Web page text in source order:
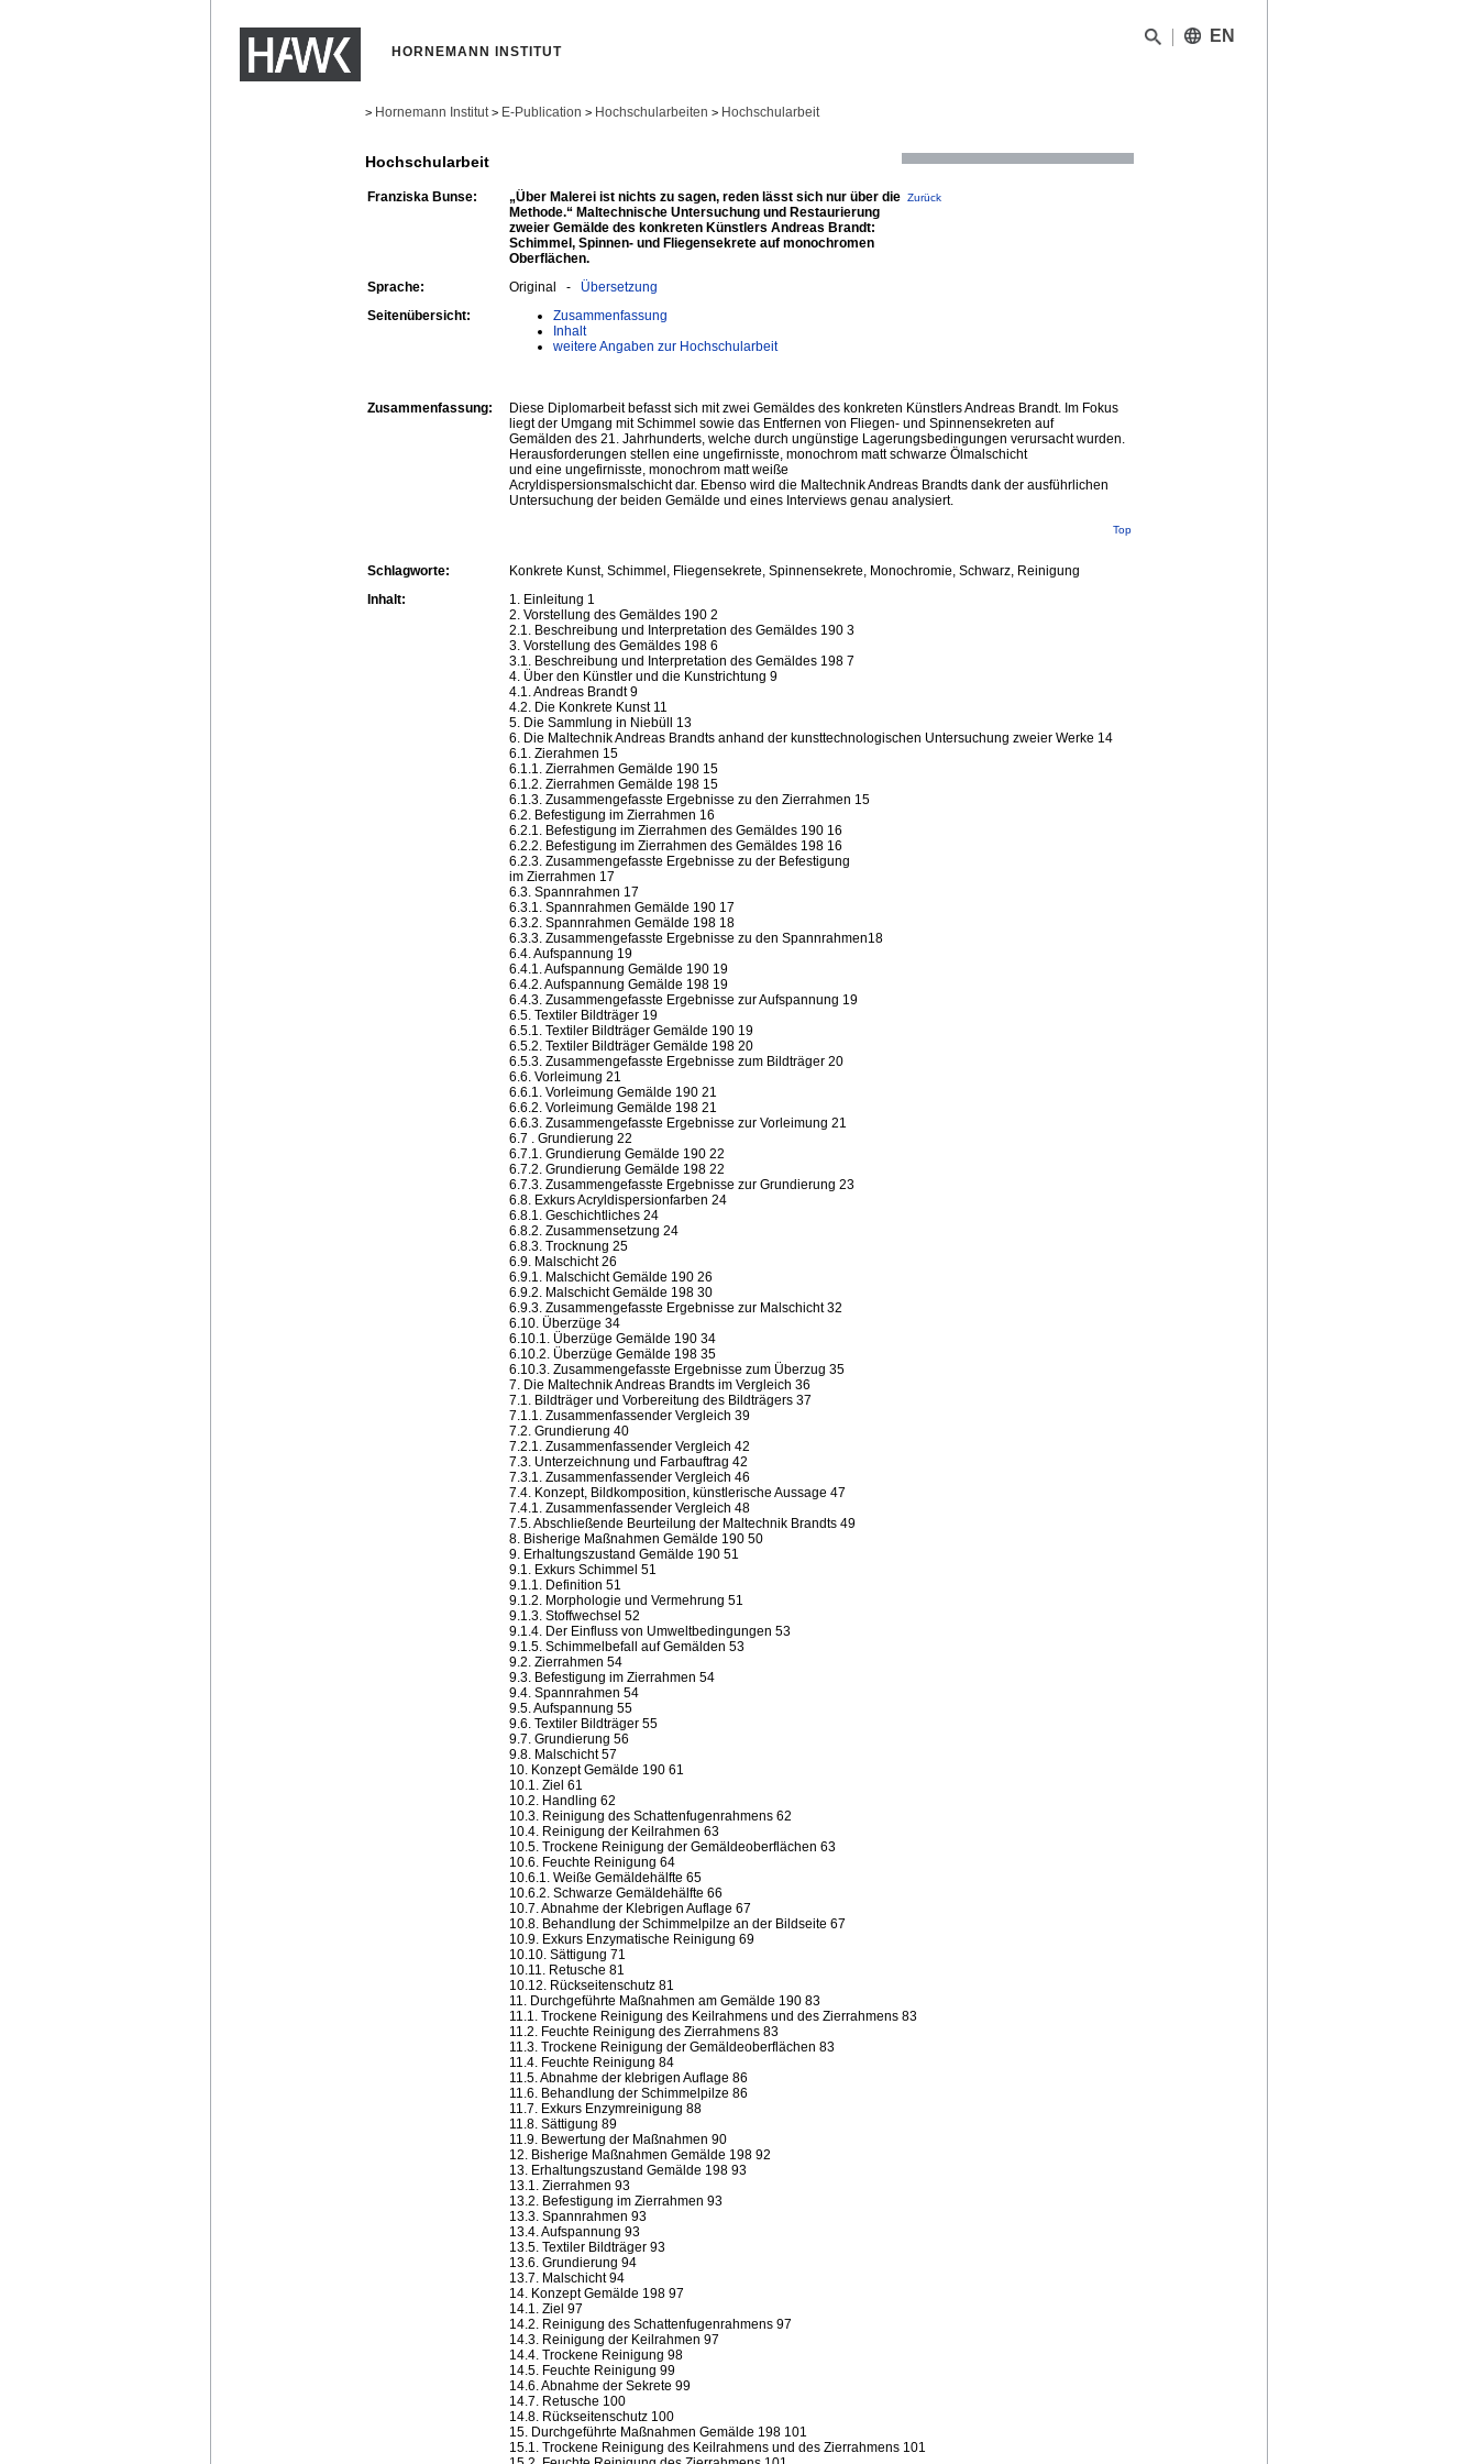
HORNEMANN INSTITUT
EN
> Hornemann Institut > E-Publication > Hochschularbeiten > Hochschularbeit
Hochschularbeit
Franziska Bunse:
„Über Malerei ist nichts zu sagen, reden lässt sich nur über die
Methode.“ Maltechnische Untersuchung und Restaurierung
zweier Gemälde des konkreten Künstlers Andreas Brandt:
Schimmel, Spinnen- und Fliegensekrete auf monochromen
Oberflächen.
Zurück
Sprache: Original - Übersetzung
Seitenübersicht:
Zusammenfassung
Inhalt
weitere Angaben zur Hochschularbeit
Zusammenfassung:
Diese Diplomarbeit befasst sich mit zwei Gemäldes des konkreten Künstlers Andreas Brandt. Im Fokus
liegt der Umgang mit Schimmel sowie das Entfernen von Fliegen- und Spinnensekreten auf
Gemälden des 21. Jahrhunderts, welche durch ungünstige Lagerungsbedingungen verursacht wurden.
Herausforderungen stellen eine ungefirnisste, monochrom matt schwarze Ölmalschicht
und eine ungefirnisste, monochrom matt weiße
Acryldispersionsmalschicht dar. Ebenso wird die Maltechnik Andreas Brandts dank der ausführlichen
Untersuchung der beiden Gemälde und eines Interviews genau analysiert.
Top
Schlagworte:
Konkrete Kunst, Schimmel, Fliegensekrete, Spinnensekrete, Monochromie, Schwarz, Reinigung
Inhalt:
1. Einleitung 1
2. Vorstellung des Gemäldes 190 2
2.1. Beschreibung und Interpretation des Gemäldes 190 3
3. Vorstellung des Gemäldes 198 6
3.1. Beschreibung und Interpretation des Gemäldes 198 7
4. Über den Künstler und die Kunstrichtung 9
4.1. Andreas Brandt 9
4.2. Die Konkrete Kunst 11
5. Die Sammlung in Niebüll 13
6. Die Maltechnik Andreas Brandts anhand der kunsttechnologischen Untersuchung zweier Werke 14
6.1. Zierahmen 15
6.1.1. Zierrahmen Gemälde 190 15
6.1.2. Zierrahmen Gemälde 198 15
6.1.3. Zusammengefasste Ergebnisse zu den Zierrahmen 15
6.2. Befestigung im Zierrahmen 16
6.2.1. Befestigung im Zierrahmen des Gemäldes 190 16
6.2.2. Befestigung im Zierrahmen des Gemäldes 198 16
6.2.3. Zusammengefasste Ergebnisse zu der Befestigung
im Zierrahmen 17
6.3. Spannrahmen 17
6.3.1. Spannrahmen Gemälde 190 17
6.3.2. Spannrahmen Gemälde 198 18
6.3.3. Zusammengefasste Ergebnisse zu den Spannrahmen18
6.4. Aufspannung 19
6.4.1. Aufspannung Gemälde 190 19
6.4.2. Aufspannung Gemälde 198 19
6.4.3. Zusammengefasste Ergebnisse zur Aufspannung 19
6.5. Textiler Bildträger 19
6.5.1. Textiler Bildträger Gemälde 190 19
6.5.2. Textiler Bildträger Gemälde 198 20
6.5.3. Zusammengefasste Ergebnisse zum Bildträger 20
6.6. Vorleimung 21
6.6.1. Vorleimung Gemälde 190 21
6.6.2. Vorleimung Gemälde 198 21
6.6.3. Zusammengefasste Ergebnisse zur Vorleimung 21
6.7 . Grundierung 22
6.7.1. Grundierung Gemälde 190 22
6.7.2. Grundierung Gemälde 198 22
6.7.3. Zusammengefasste Ergebnisse zur Grundierung 23
6.8. Exkurs Acryldispersionfarben 24
6.8.1. Geschichtliches 24
6.8.2. Zusammensetzung 24
6.8.3. Trocknung 25
6.9. Malschicht 26
6.9.1. Malschicht Gemälde 190 26
6.9.2. Malschicht Gemälde 198 30
6.9.3. Zusammengefasste Ergebnisse zur Malschicht 32
6.10. Überzüge 34
6.10.1. Überzüge Gemälde 190 34
6.10.2. Überzüge Gemälde 198 35
6.10.3. Zusammengefasste Ergebnisse zum Überzug 35
7. Die Maltechnik Andreas Brandts im Vergleich 36
7.1. Bildträger und Vorbereitung des Bildträgers 37
7.1.1. Zusammenfassender Vergleich 39
7.2. Grundierung 40
7.2.1. Zusammenfassender Vergleich 42
7.3. Unterzeichnung und Farbauftrag 42
7.3.1. Zusammenfassender Vergleich 46
7.4. Konzept, Bildkomposition, künstlerische Aussage 47
7.4.1. Zusammenfassender Vergleich 48
7.5. Abschließende Beurteilung der Maltechnik Brandts 49
8. Bisherige Maßnahmen Gemälde 190 50
9. Erhaltungszustand Gemälde 190 51
9.1. Exkurs Schimmel 51
9.1.1. Definition 51
9.1.2. Morphologie und Vermehrung 51
9.1.3. Stoffwechsel 52
9.1.4. Der Einfluss von Umweltbedingungen 53
9.1.5. Schimmelbefall auf Gemälden 53
9.2. Zierrahmen 54
9.3. Befestigung im Zierrahmen 54
9.4. Spannrahmen 54
9.5. Aufspannung 55
9.6. Textiler Bildträger 55
9.7. Grundierung 56
9.8. Malschicht 57
10. Konzept Gemälde 190 61
10.1. Ziel 61
10.2. Handling 62
10.3. Reinigung des Schattenfugenrahmens 62
10.4. Reinigung der Keilrahmen 63
10.5. Trockene Reinigung der Gemäldeoberflächen 63
10.6. Feuchte Reinigung 64
10.6.1. Weiße Gemäldehälfte 65
10.6.2. Schwarze Gemäldehälfte 66
10.7. Abnahme der Klebrigen Auflage 67
10.8. Behandlung der Schimmelpilze an der Bildseite 67
10.9. Exkurs Enzymatische Reinigung 69
10.10. Sättigung 71
10.11. Retusche 81
10.12. Rückseitenschutz 81
11. Durchgeführte Maßnahmen am Gemälde 190 83
11.1. Trockene Reinigung des Keilrahmens und des Zierrahmens 83
11.2. Feuchte Reinigung des Zierrahmens 83
11.3. Trockene Reinigung der Gemäldeoberflächen 83
11.4. Feuchte Reinigung 84
11.5. Abnahme der klebrigen Auflage 86
11.6. Behandlung der Schimmelpilze 86
11.7. Exkurs Enzymreinigung 88
11.8. Sättigung 89
11.9. Bewertung der Maßnahmen 90
12. Bisherige Maßnahmen Gemälde 198 92
13. Erhaltungszustand Gemälde 198 93
13.1. Zierrahmen 93
13.2. Befestigung im Zierrahmen 93
13.3. Spannrahmen 93
13.4. Aufspannung 93
13.5. Textiler Bildträger 93
13.6. Grundierung 94
13.7. Malschicht 94
14. Konzept Gemälde 198 97
14.1. Ziel 97
14.2. Reinigung des Schattenfugenrahmens 97
14.3. Reinigung der Keilrahmen 97
14.4. Trockene Reinigung 98
14.5. Feuchte Reinigung 99
14.6. Abnahme der Sekrete 99
14.7. Retusche 100
14.8. Rückseitenschutz 100
15. Durchgeführte Maßnahmen Gemälde 198 101
15.1. Trockene Reinigung des Keilrahmens und des Zierrahmens 101